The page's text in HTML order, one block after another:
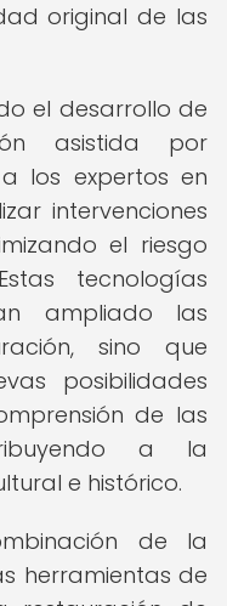
original de las
el desarrollo de
asistida por
los expertos en
intervenciones
el riesgo
tecnologías
ampliado las
sino que
posibilidades
de las
a la
e histórico.
de la
herramientas de